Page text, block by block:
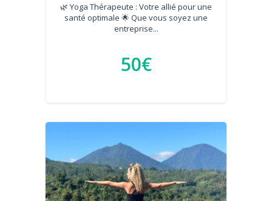
🌿 Yoga Thérapeute : Votre allié pour une
santé optimale 🌟 Que vous soyez une
entreprise...
50€